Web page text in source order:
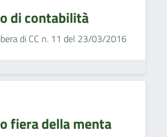
di contabilità
di CC n. 11 del 23/03/2016
fiera della menta